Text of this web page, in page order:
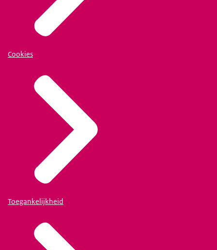
Cookies
Toegankelijkheid